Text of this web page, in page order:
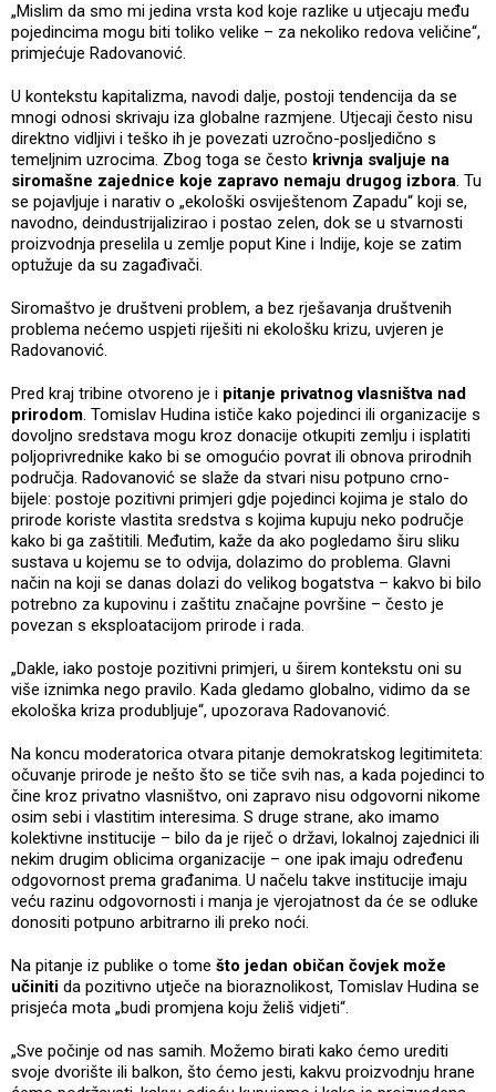
„Mislim da smo mi jedina vrsta kod koje razlike u utjecaju među
pojedincima mogu biti toliko velike – za nekoliko redova veličine“,
primjećuje Radovanović.
U kontekstu kapitalizma, navodi dalje, postoji tendencija da se
mnogi odnosi skrivaju iza globalne razmjene. Utjecaji često nisu
direktno vidljivi i teško ih je povezati uzročno-posljedično s
temeljnim uzrocima. Zbog toga se često krivnja svaljuje na
siromašne zajednice koje zapravo nemaju drugog izbora. Tu
se pojavljuje i narativ o „ekološki osviještenom Zapadu“ koji se,
navodno, deindustrijalizirao i postao zelen, dok se u stvarnosti
proizvodnja preselila u zemlje poput Kine i Indije, koje se zatim
optužuje da su zagađivači.
Siromaštvo je društveni problem, a bez rješavanja društvenih
problema nećemo uspjeti riješiti ni ekološku krizu, uvjeren je
Radovanović.
Pred kraj tribine otvoreno je i pitanje privatnog vlasništva nad
prirodom. Tomislav Hudina ističe kako pojedinci ili organizacije s
dovoljno sredstava mogu kroz donacije otkupiti zemlju i isplatiti
poljoprivrednike kako bi se omogućio povrat ili obnova prirodnih
područja. Radovanović se slaže da stvari nisu potpuno crno-
bijele: postoje pozitivni primjeri gdje pojedinci kojima je stalo do
prirode koriste vlastita sredstva s kojima kupuju neko područje
kako bi ga zaštitili. Međutim, kaže da ako pogledamo širu sliku
sustava u kojemu se to odvija, dolazimo do problema. Glavni
način na koji se danas dolazi do velikog bogatstva – kakvo bi bilo
potrebno za kupovinu i zaštitu značajne površine – često je
povezan s eksploatacijom prirode i rada.
„Dakle, iako postoje pozitivni primjeri, u širem kontekstu oni su
više iznimka nego pravilo. Kada gledamo globalno, vidimo da se
ekološka kriza produbljuje“, upozorava Radovanović.
Na koncu moderatorica otvara pitanje demokratskog legitimiteta:
očuvanje prirode je nešto što se tiče svih nas, a kada pojedinci to
čine kroz privatno vlasništvo, oni zapravo nisu odgovorni nikome
osim sebi i vlastitim interesima. S druge strane, ako imamo
kolektivne institucije – bilo da je riječ o državi, lokalnoj zajednici ili
nekim drugim oblicima organizacije – one ipak imaju određenu
odgovornost prema građanima. U načelu takve institucije imaju
veću razinu odgovornosti i manja je vjerojatnost da će se odluke
donositi potpuno arbitrarno ili preko noći.
Na pitanje iz publike o tome što jedan običan čovjek može
učiniti da pozitivno utječe na bioraznolikost, Tomislav Hudina se
prisjeća mota „budi promjena koju želiš vidjeti“.
„Sve počinje od nas samih. Možemo birati kako ćemo urediti
svoje dvorište ili balkon, što ćemo jesti, kakvu proizvodnju hrane